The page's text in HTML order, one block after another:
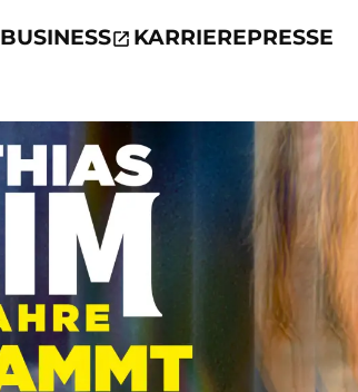
BUSINESS KARRIEREPRESSE